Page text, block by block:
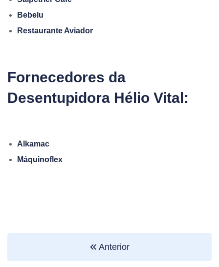
Bebelu
Restaurante Aviador
Fornecedores da
Desentupidora Hélio Vital:
Alkamac
Máquinoflex
Anterior